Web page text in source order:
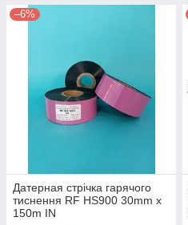
–6%
Датерная стрічка гарячого
тиснення RF HS900 30mm x
150m IN